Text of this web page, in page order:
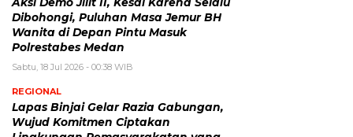
Dibohongi, Puluhan Masa Jemur BH
Wanita di Depan Pintu Masuk
Polrestabes Medan
Sabtu, 18 Jul 2026 - 00:38 WIB
REGIONAL
Lapas Binjai Gelar Razia Gabungan,
Wujud Komitmen Ciptakan